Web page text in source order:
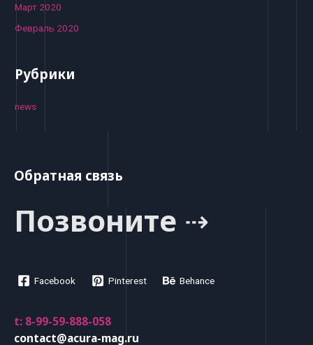
Март 2020
Февраль 2020
Рубрики
news
Обратная связь
Позвоните ⇢
Facebook Pinterest Behance
t: 8-99-59-888-058
contact@acura-mag.ru